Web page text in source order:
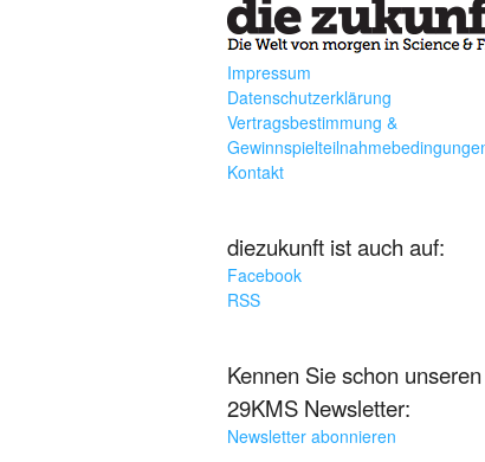
Impressum
Datenschutzerklärung
Vertragsbestimmung &
Kontakt
diezukunft ist auch auf:
Facebook
RSS
Kennen Sie schon unseren
29KMS Newsletter:
Newsletter abonnieren